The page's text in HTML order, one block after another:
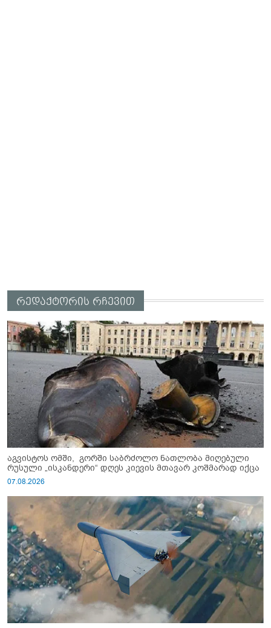
რედაქტორის რჩევით
აგვისტოს ომში, გორში საბრძოლო ნათლობა მიღებული
რუსული „ისკანდერი“ დღეს კიევის მთავარ კოშმარად იქცა
07.08.2026